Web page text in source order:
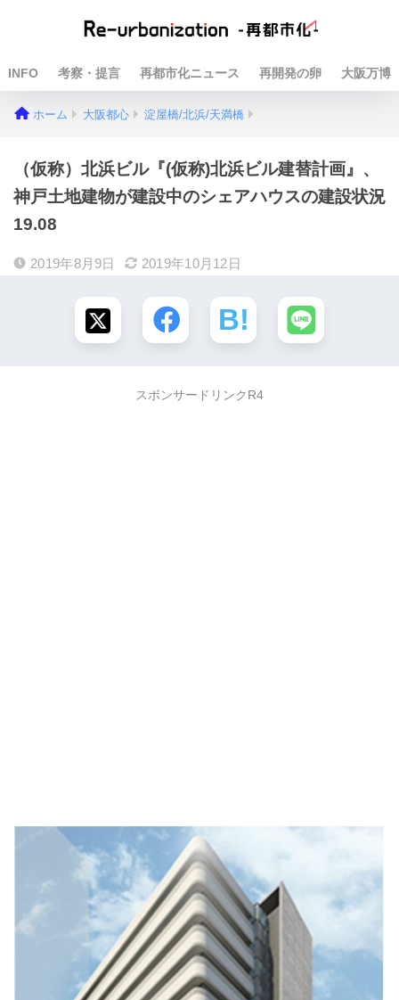
INFO 考察・提言 再都市化ニュース 再開発の卵 大阪万博
ホーム 大阪都心 淀屋橋/北浜/天満橋
（仮称）北浜ビル『(仮称)北浜ビル建替計画』、
神戸土地建物が建設中のシェアハウスの建設状況
19.08
2019年8月9日 2019年10月12日
スポンサードリンクR4